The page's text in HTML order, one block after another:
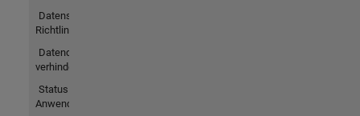
Datenschutz-
Richtlinien
Datendiebstahl
verhindern
Status von
Anwendungen